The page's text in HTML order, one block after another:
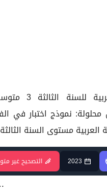
مادة اللغة
محلولة: نموذج اختبار في
2023 التصحيح غير